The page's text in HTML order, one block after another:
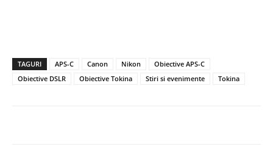
TAGURI APS-C Canon Nikon
Obiective APS-C
Obiective DSLR
Obiective Tokina Stiri si evenimente Tokina